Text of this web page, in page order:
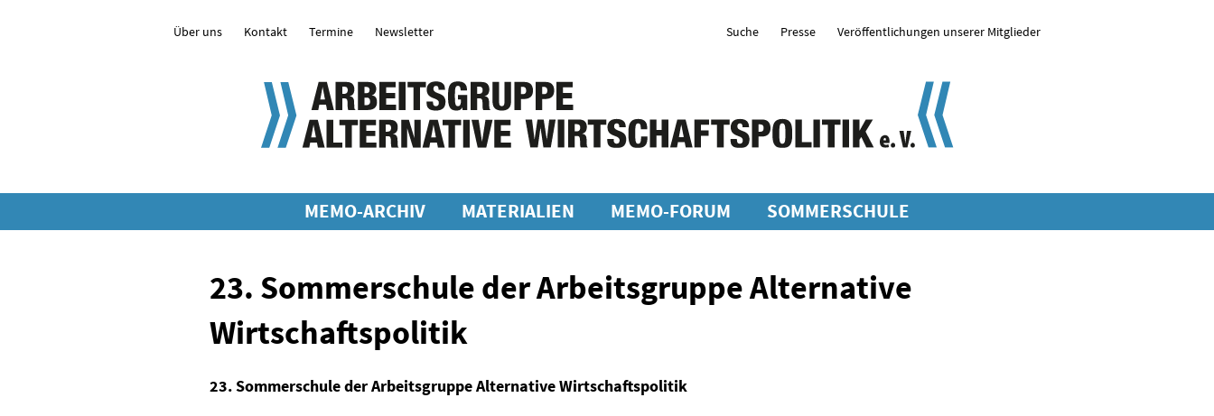
MEMO-ARCHIV MATERIALIEN MEMO-FORUM SOMMERSCHULE
Über uns Kontakt Termine Newsletter Suche Presse Veröffentlichungen unserer Mitglieder
23. Sommerschule der Arbeitsgruppe Alternative
Wirtschaftspolitik
23. Sommerschule der Arbeitsgruppe Alternative Wirtschaftspolitik